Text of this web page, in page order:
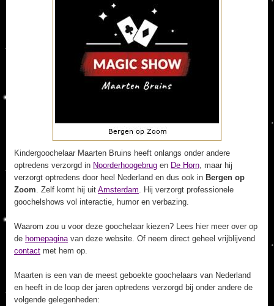
Kindergoochelaar Maarten Bruins heeft onlangs onder andere
optredens verzorgd in Noorderhoogebrug en De Horn, maar hij
verzorgt optredens door heel Nederland en dus ook in Bergen op
Zoom. Zelf komt hij uit Amsterdam. Hij verzorgt professionele
goochelshows vol interactie, humor en verbazing.
Waarom zou u voor deze goochelaar kiezen? Lees hier meer over op
de homepaginavan deze website. Of neem direct geheel vrijblijvend
contact met hem op.
Maarten is een van de meest geboekte goochelaars van Nederland
en heeft in de loop der jaren optredens verzorgd bij onder andere de
volgende gelegenheden: